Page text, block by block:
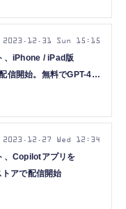
、iPhone / iPad版
信開始。無料でGPT-4も
2023.12.31 Sun 15:15
、Copilotアプリを
アで配信開始
2023.12.27 Wed 12:34